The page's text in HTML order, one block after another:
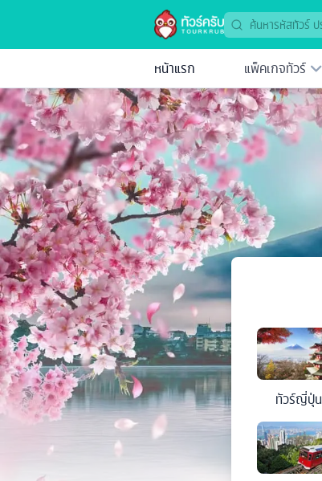
หน้าแรก แพ็คเกจทัวร์
ทัวร์ญี่ปุ่น